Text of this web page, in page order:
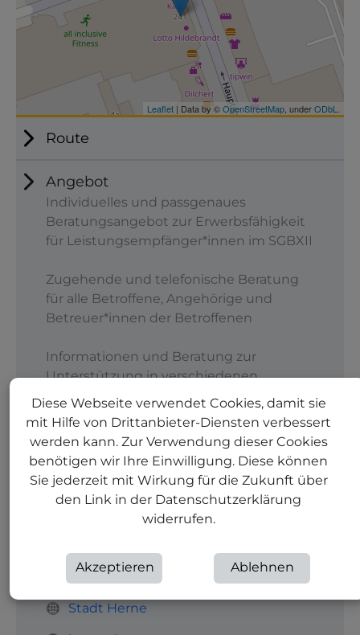
Diese Webseite verwendet Cookies, damit sie
mit Hilfe von Drittanbieter-Diensten verbessert
werden kann. Zur Verwendung dieser Cookies
benötigen wir Ihre Einwilligung. Diese können
Sie jederzeit mit Wirkung für die Zukunft über
den Link in der Datenschutzerklärung
widerrufen.
Akzeptieren Ablehnen
Route
Angebot
Individuelles und passgenaues
Beratungsangebot zur Erwerbsfähigkeit
für Leistungsempfänger*innen im SGBXII
Zugehende und telefonische Beratung
für alle Betroffene, Angehörige und
Betreuer*innen der Betroffenen
Informationen und Beratung zur
Unterstützung in verschiedenen
Lebensbereichen: Therapie,
Tagesstruktur, berufliche
Wiedereingliederung, Finanzen,
Wahrnehmung rechtlicher
Angelegenheiten und Wohnangeboten
miriana.palermo@herne.de
Stadt Herne